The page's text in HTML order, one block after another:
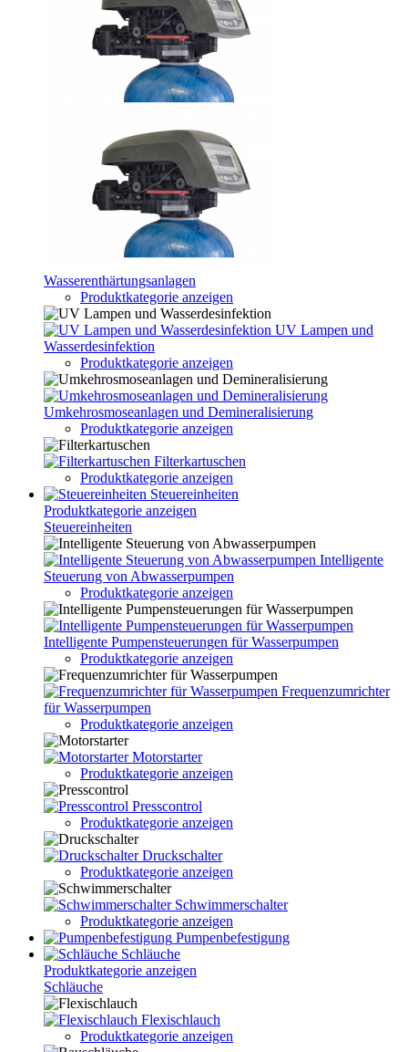
Wasserenthärtungsanlagen
Produktkategorie anzeigen
UV Lampen und
Wasserdesinfektion
Produktkategorie anzeigen
Umkehrosmoseanlagen und Demineralisierung
Produktkategorie anzeigen
Filterkartuschen
Produktkategorie anzeigen
Steuereinheiten
Produktkategorie anzeigen
Steuereinheiten
Intelligente
Steuerung von Abwasserpumpen
Produktkategorie anzeigen
Intelligente Pumpensteuerungen für Wasserpumpen
Produktkategorie anzeigen
Frequenzumrichter
für Wasserpumpen
Produktkategorie anzeigen
Motorstarter
Produktkategorie anzeigen
Presscontrol
Produktkategorie anzeigen
Druckschalter
Produktkategorie anzeigen
Schwimmerschalter
Produktkategorie anzeigen
Pumpenbefestigung
Schläuche
Produktkategorie anzeigen
Schläuche
Flexischlauch
Produktkategorie anzeigen